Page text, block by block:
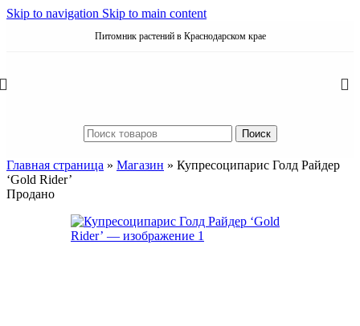
Skip to navigation Skip to main content
Питомник растений в Краснодарском крае
Поиск
Главная страница » Магазин » Купресоципарис Голд Райдер
‘Gold Rider’
Продано